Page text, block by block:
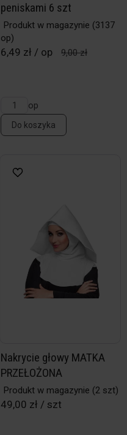
peniskami 6 szt
Produkt w magazynie (3137
op)
6,49 zł / op 9,00 zł
op
Do koszyka
Nakrycie głowy MATKA
PRZEŁOŻONA
Produkt w magazynie (2 szt)
49,00 zł / szt